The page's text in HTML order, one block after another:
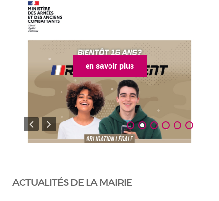
en savoir plus
ACTUALITÉS DE LA MAIRIE